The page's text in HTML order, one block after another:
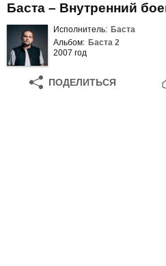
Баста – Внутренний
Исполнитель: Баста
Альбом: Баста 2
2007 год
ПОДЕЛИТЬСЯ